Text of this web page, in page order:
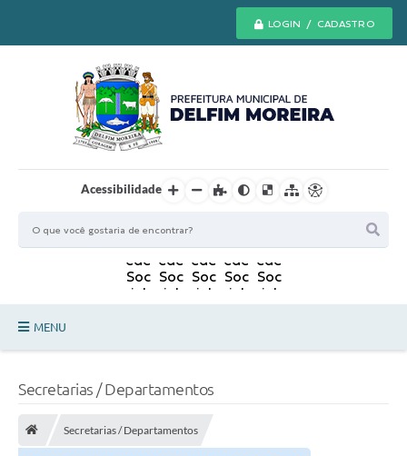
LOGIN / CADASTRO
Acessibilidade
MENU
Secretarias / Departamentos
Secretarias / Departamentos